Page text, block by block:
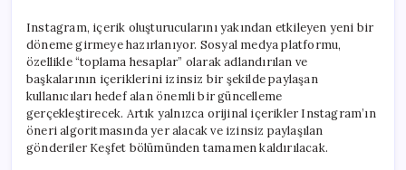
Yok!
için
Instagram, içerik oluşturucularını yakından etkileyen yeni bir
döneme girmeye hazırlanıyor. Sosyal medya platformu,
özellikle “toplama hesaplar” olarak adlandırılan ve
başkalarının içeriklerini izinsiz bir şekilde paylaşan
kullanıcıları hedef alan önemli bir güncelleme
gerçekleştirecek. Artık yalnızca orijinal içerikler Instagram’ın
öneri algoritmasında yer alacak ve izinsiz paylaşılan
gönderiler Keşfet bölümünden tamamen kaldırılacak.